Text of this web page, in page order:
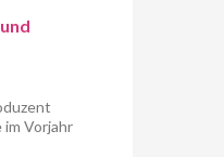
im Vorjahr